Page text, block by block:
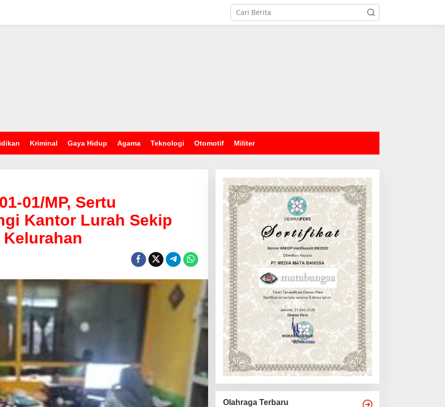
Kriminal Gaya Hidup Agama Teknologi Otomotif Militer
01/MP, Sertu
Kantor Lurah Sekip
Olahraga Terbaru